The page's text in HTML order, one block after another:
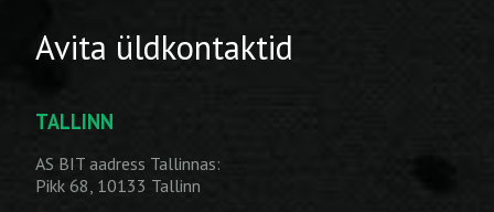
Avita üldkontaktid
TALLINN
AS BIT aadress Tallinnas:
Pikk 68, 10133 Tallinn